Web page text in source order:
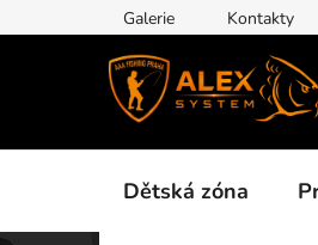
na
Galerie Kontakty
Dětská zóna